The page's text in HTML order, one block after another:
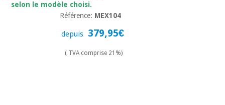
selon le modèle choisi.
Référence: MEX104
depuis 379,95€
( TVA comprise 21%)